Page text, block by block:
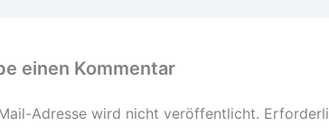
einen Kommentar
Adresse wird nicht veröffentlicht.